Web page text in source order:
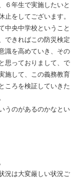
６年生で実施したいと
をしてございます。
中央中学校ということ
できればこの防災検定
識を高めていき、その
思っておりまして、で
施して、この義務教育
ころを検証していきた
うのがあるのかなとい
況は大変厳しい状況ご